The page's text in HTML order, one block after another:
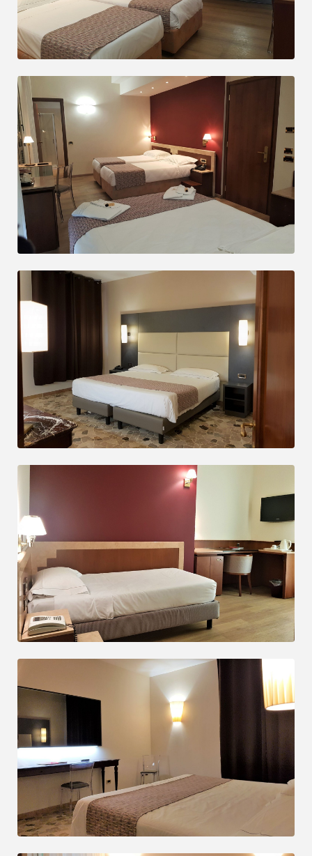
Tre giorni d’arte a
Ferrara
Godetevi due notti di lusso nella nostra
camera doppia Elegance, dove il
pernottamento e la prima colazione sono
inclusi.
INFORMAZIONI